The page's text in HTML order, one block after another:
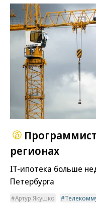
регионах
IT-ипотека больше
Петербурга
Артур Якушко